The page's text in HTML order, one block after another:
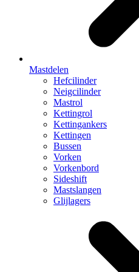
Mastdelen
Hefcilinder
Neigcilinder
Mastrol
Kettingrol
Kettingankers
Kettingen
Bussen
Vorken
Vorkenbord
Sideshift
Mastslangen
Glijlagers